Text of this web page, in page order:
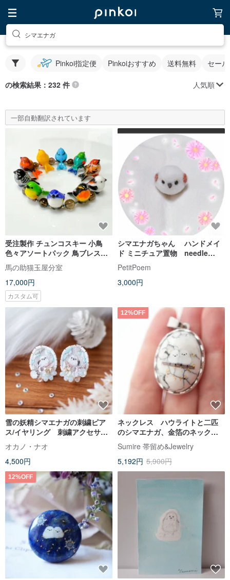
シマエナガ
Pinkoi指定便 Pinkoiおすすめ 送料無料 セー
の検索結果：232 件 人気順
一部自動翻訳されています
受注製作 チュンコスキー 小鳥
色々アソートパック 鳥ブレスレ
ット
馬の助猫玉屋分室
17,000円
カスタム可
シマエナガちゃん ハンドメイ
ド ミニチュア置物 needle
felted 羊毛氈手作mascot 玩偶
handmade japan
PetitPoem
3,000円
雪の妖精シマエナガの刺繍ピア
ス/イヤリング 刺繍アクセサリ
オカノ・ナオ
4,500円
12%OFF
ネックレス ハウライトと二匹
のシマエナガ、金箔のネックレ
ス
Sumire 帯留め&Jewelry
5,192円 5,900円
12%OFF